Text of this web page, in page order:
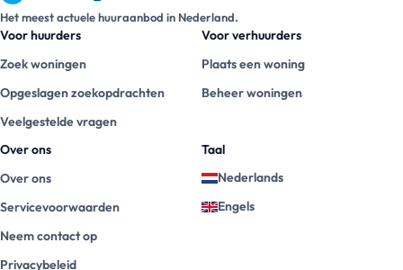
Het meest actuele huuraanbod in Nederland.
Voor huurders
Zoek woningen
Opgeslagen zoekopdrachten
Veelgestelde vragen
Voor verhuurders
Plaats een woning
Beheer woningen
Over ons
Over ons
Servicevoorwaarden
Neem contact op
Privacybeleid
Taal
Nederlands
Engels